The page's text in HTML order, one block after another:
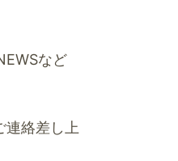
など
連絡差し上